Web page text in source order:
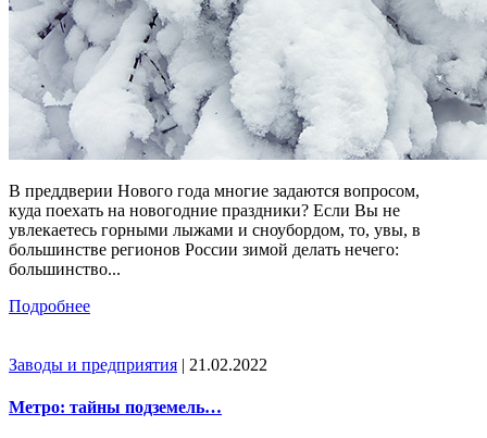
В преддверии Нового года многие задаются вопросом,
куда поехать на новогодние праздники? Если Вы не
увлекаетесь горными лыжами и сноубордом, то, увы, в
большинстве регионов России зимой делать нечего:
большинство...
Подробнее
Заводы и предприятия | 21.02.2022
Метро: тайны подземель…